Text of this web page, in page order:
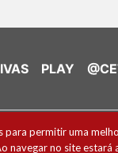
PLAY
Editorial
para permitir uma
navegar no site estará